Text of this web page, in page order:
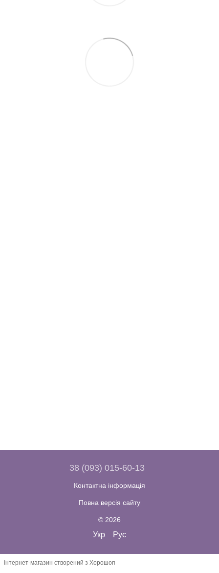
38 (093) 015-60-13
Контактна інформація
Повна версія сайту
© 2026
Укр Рус
Інтернет-магазин створений з Хорошоп